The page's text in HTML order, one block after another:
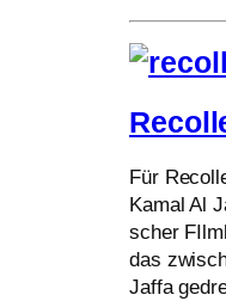
Für
Kamal Al
scher
das
Jaffa